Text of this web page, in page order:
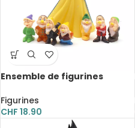
Ensemble de figurines
Nains en PVC, dessin animé,
5 à 10 cm, 8 pièces
Figurines
CHF 18.90